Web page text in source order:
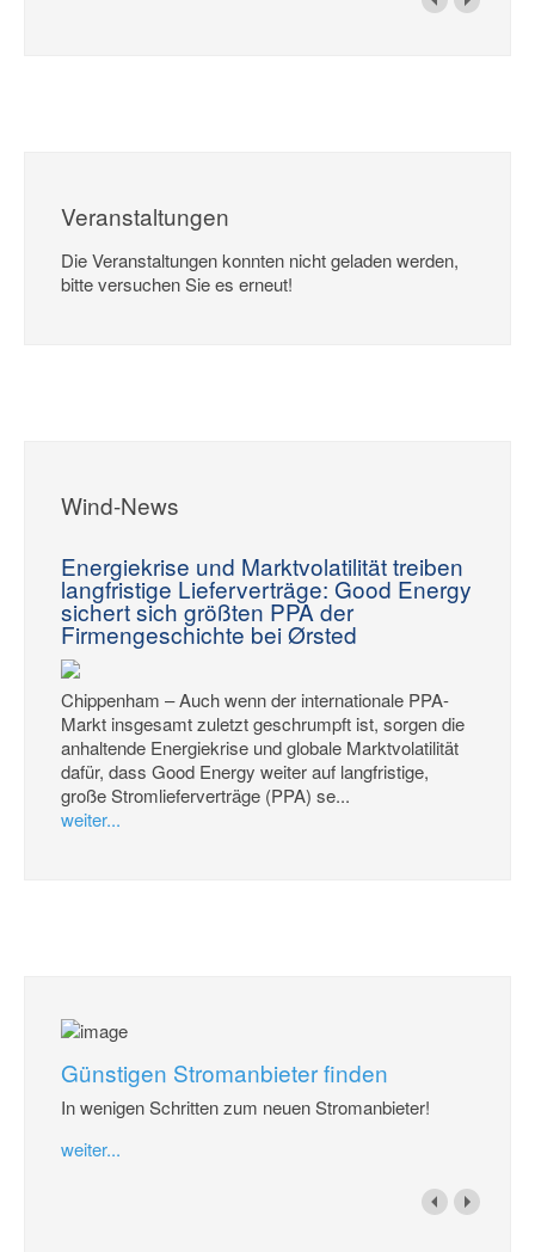
Veranstaltungen
Die Veranstaltungen konnten nicht geladen werden,
bitte versuchen Sie es erneut!
Wind-News
Energiekrise und Marktvolatilität treiben
langfristige Lieferverträge: Good Energy
sichert sich größten PPA der
Firmengeschichte bei Ørsted
Chippenham – Auch wenn der internationale PPA-
Markt insgesamt zuletzt geschrumpft ist, sorgen die
anhaltende Energiekrise und globale Marktvolatilität
dafür, dass Good Energy weiter auf langfristige,
große Stromlieferverträge (PPA) se...
weiter...
Günstigen Stromanbieter finden
In wenigen Schritten zum neuen Stromanbieter!
weiter...